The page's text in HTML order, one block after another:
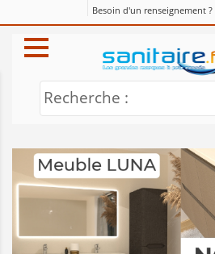
Besoin d'un renseignement ?
Recherche :